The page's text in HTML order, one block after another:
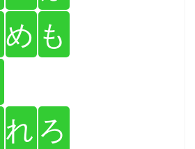
め も
れ ろ